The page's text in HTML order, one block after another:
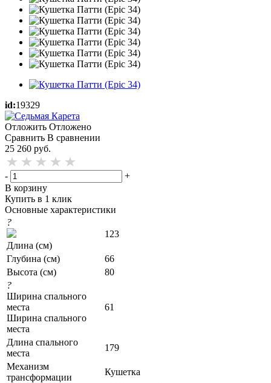
id:19329
Отложить Отложено
Сравнить В сравнении
25 260 руб.
-
+
В корзину
Купить в 1 клик
Основные характеристики
?
Длина (см)
123
Глубина (см)
66
Высота (см)
80
?
Ширина спального
места
Ширина спального
места
61
Длина спального
места
179
Механизм
трансформации
Кушетка